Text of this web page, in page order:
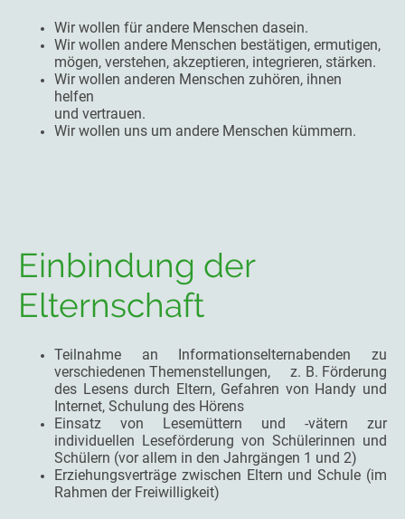
Wir wollen für andere Menschen dasein.
Wir wollen andere Menschen bestätigen, ermutigen,
mögen, verstehen, akzeptieren, integrieren, stärken.
Wir wollen anderen Menschen zuhören, ihnen
helfen
und vertrauen.
Wir wollen uns um andere Menschen kümmern.
Einbindung der
Elternschaft
Teilnahme an Informationselternabenden zu
verschiedenen Themenstellungen, z. B. Förderung
des Lesens durch Eltern, Gefahren von Handy und
Internet, Schulung des Hörens
Einsatz von Lesemüttern und -vätern zur
individuellen Leseförderung von Schülerinnen und
Schülern (vor allem in den Jahrgängen 1 und 2)
Erziehungsverträge zwischen Eltern und Schule (im
Rahmen der Freiwilligkeit)